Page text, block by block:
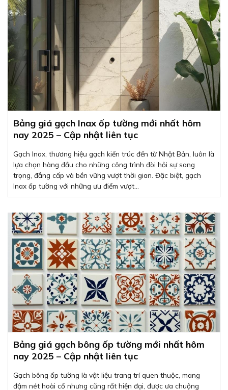
Bảng giá gạch Inax ốp tường mới nhất hôm
nay 2025 – Cập nhật liên tục
Gạch Inax, thương hiệu gạch kiến trúc đến từ Nhật Bản, luôn là
lựa chọn hàng đầu cho những công trình đòi hỏi sự sang
trọng, đẳng cấp và bền vững vượt thời gian. Đặc biệt, gạch
Inax ốp tường với những ưu điểm vượt...
Bảng giá gạch bông ốp tường mới nhất hôm
nay 2025 – Cập nhật liên tục
Gạch bông ốp tường là vật liệu trang trí quen thuộc, mang
đậm nét hoài cổ nhưng cũng rất hiện đại, được ưa chuộng